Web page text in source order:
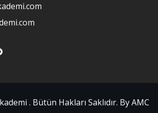
. Bütün Hakları Saklıdır. By AMC